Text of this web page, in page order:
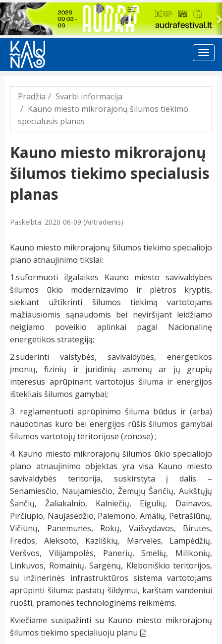
Previous
Pradžia
Svarbi informacija
Kauno miesto mikrorajonų šilumos tiekimo
specialusis planas
Kauno miesto mikrorajonų
šilumos tiekimo specialusis
planas
Paskelbta: 2020-06-09 (Antradienis)
Kauno miesto mikrorajonų šilumos tiekimo specialiojo
plano atnaujinimo tikslai:
1.suformuoti ilgalaikes Kauno miesto savivaldybės
šilumos ūkio modernizavimo ir plėtros kryptis,
siekiant užtikrinti šilumos tiekimą vartotojams
mažiausiomis sąnaudomis bei neviršijant leidžiamo
neigiamo poveikio aplinkai pagal Nacionalinę
energetikos strategiją;
2.suderinti valstybės, savivaldybės, energetikos
įmonių, fizinių ir juridinių asmenų ar jų grupių
interesus aprūpinant vartotojus šiluma ir energijos
ištekliais šilumos gamybai;
3. reglamentuoti aprūpinimo šiluma būdus ir (arba)
naudotinas kuro bei energijos rūšis šilumos gamybai
šilumos vartotojų teritorijose (zonose) ;
4. Kauno miesto mikrorajonų šilumos ūkio specialiojo
plano atnaujinimo objektas yra visa Kauno miesto
savivaldybės teritorija, suskirstyta į dalis –
Senamiesčio, Naujamiesčio, Žemųjų Šančių, Aukštųjų
Šančių, Žaliakalnio, Kalniečių, Eigulių, Dainavos,
Pirčiupio, Naujasėdžio, Palemono, Amalių, Petrašiūnų,
Vičiūnų, Panemunės, Rokų, Vaišvydavos, Birutės,
Fredos, Aleksoto, Kazliškių, Marvelės, Lampėdžių,
Veršvos, Vilijampolės, Panerių, Smėlių, Milikonių,
Linkuvos, Romainių, Sargėnų, Kleboniškio teritorijos,
su inžinerinės infrastruktūros sistema vartotojams
aprūpinti šiluma: pastatų šildymui, karštam vandeniui
ruošti, pramonės technologinėms reikmėms.
Kviečiame susipažinti su Kauno miesto mikrorajonų
šilumos tiekimo specialiuoju planu